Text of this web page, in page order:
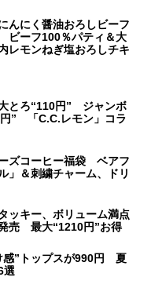
んにく醤油おろしビーフ
ビーフ100％パティ＆大
モンねぎ塩おろしチキ
大とろ“110円” ジャンボ
” 「C.C.レモン」コラ
ーズコーヒー福袋 ベアフ
」＆刺繍チャーム、ドリ
ッキー、ボリューム満点
発売 最大“1210円”お得
感”トップスが990円 夏
選